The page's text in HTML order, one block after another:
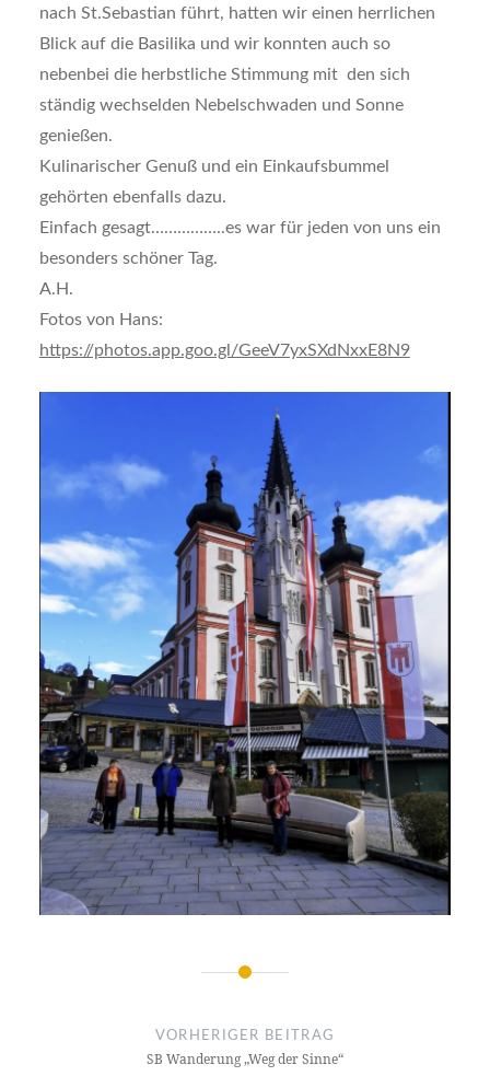
nach St.Sebastian führt, hatten wir einen herrlichen
Blick auf die Basilika und wir konnten auch so
nebenbei die herbstliche Stimmung mit den sich
ständig wechselden Nebelschwaden und Sonne
genießen.
Kulinarischer Genuß und ein Einkaufsbummel
gehörten ebenfalls dazu.
Einfach gesagt……………..es war für jeden von uns ein
besonders schöner Tag.
A.H.
Fotos von Hans:
https://photos.app.goo.gl/GeeV7yxSXdNxxE8N9
Beitragsnavigation
VORHERIGER BEITRAG
SB Wanderung „Weg der Sinne“